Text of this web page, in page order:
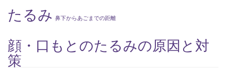
たるみ 鼻下からあごまでの距離
顔・口もとのたるみの原因と対
策